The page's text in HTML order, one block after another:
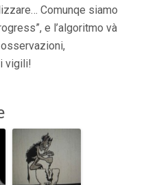
Comunqe siamo
e l’algoritmo và
vigili!